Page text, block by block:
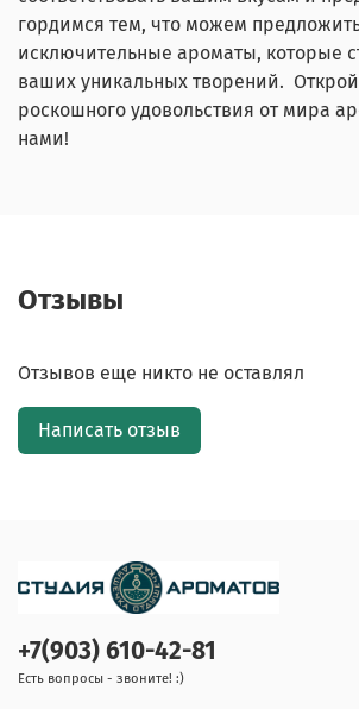
гордимся тем, что можем
исключительные ароматы, которые
ваших уникальных творений.
роскошного удовольствия от мира
нами!
Отзывы
Отзывов еще никто не оставлял
Написать отзыв
+7(903) 610-42-81
Есть вопросы - звоните! :)